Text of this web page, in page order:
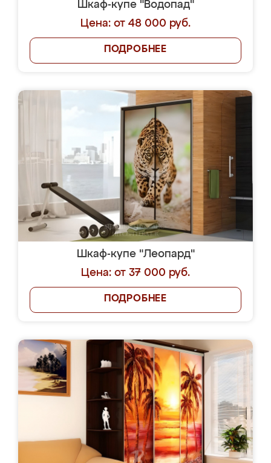
Шкаф-купе "Водопад"
Цена: от 48 000 руб.
ПОДРОБНЕЕ
Шкаф-купе "Леопард"
Цена: от 37 000 руб.
ПОДРОБНЕЕ